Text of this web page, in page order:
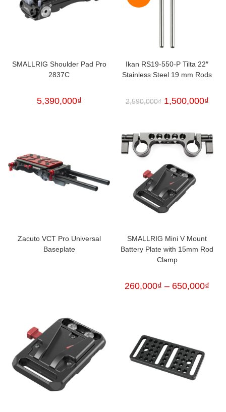
SMALLRIG Shoulder Pad Pro
2837C
5,390,000₫
Ikan RS19-550-P Tilta 22″
Stainless Steel 19 mm Rods
2,590,000₫ 1,500,000₫
Zacuto VCT Pro Universal
Baseplate
SMALLRIG Mini V Mount
Battery Plate with 15mm Rod
Clamp
260,000₫ – 650,000₫